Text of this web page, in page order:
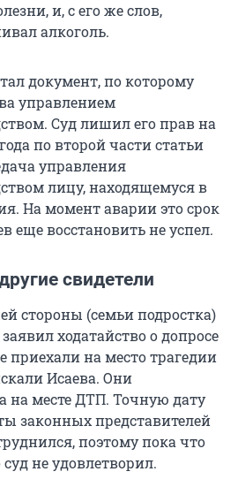
и, с его же слов,
алкоголь.
документ, по которому
управлением
Суд лишил его прав на
года по второй части статьи
управления
лицу, находящемуся в
На момент аварии это срок
еще восстановить не успел.
свидетели
стороны (семьи подростка)
ходатайство о допросе
приехали на место трагедии
Исаева. Они
на месте ДТП. Точную дату
законных представителей
поэтому пока что
не удовлетворил.